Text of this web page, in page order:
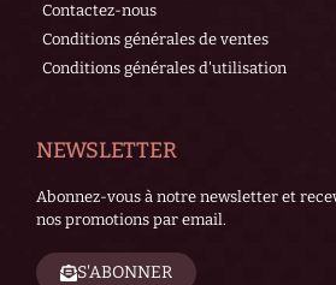
Contactez-nous
Conditions générales de ventes
Conditions générales d'utilisation
NEWSLETTER
Abonnez-vous à notre newsletter et
nos promotions par email.
S'ABONNER